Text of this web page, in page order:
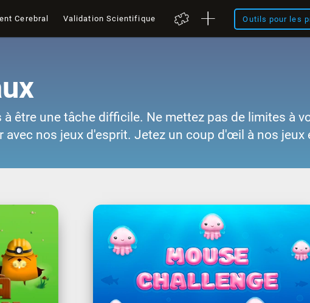
Cerebral Validation Scientifique Outils pour les
à être une tâche difficile. Ne mettez pas de limites à
avec nos jeux d'esprit. Jetez un coup d'œil à nos jeux